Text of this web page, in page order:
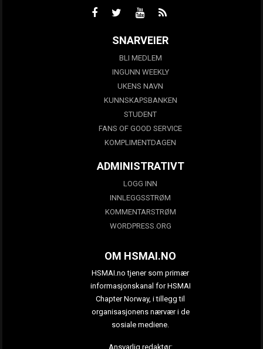
SNARVEIER
BLI MEDLEM
INGUNN WEEKLY
UKENS NAVN
KUNNSKAPSBANKEN
STUDENT
FANS OF GOOD SERVICE
KOMPLIMENTDAGEN
ADMINISTRATIVT
LOGG INN
INNLEGGSSTRØM
KOMMENTARSTRØM
WORDPRESS.ORG
OM HSMAI.NO
HSMAI.no tjener som primær
informasjonskanal for HSMAI
Chapter Norway, i tillegg til
organisasjonens nærvær i de
sosiale mediene.
Ansvarlig redaktør: